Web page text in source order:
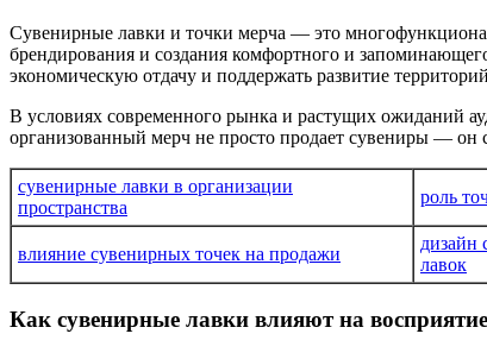
Сувенирные лавки и точки мерча — это
брендирования и создания комфортного и
экономическую отдачу и поддержать развитие
В условиях современного рынка и растущих ожиданий
организованный мерч не просто продает сувениры —
сувенирные лавки в организации
пространства
роль
влияние сувенирных точек на продажи
дизайн
лавок
Как сувенирные лавки влияют на